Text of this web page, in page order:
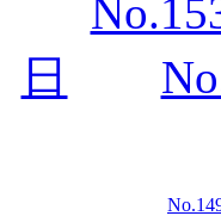
日